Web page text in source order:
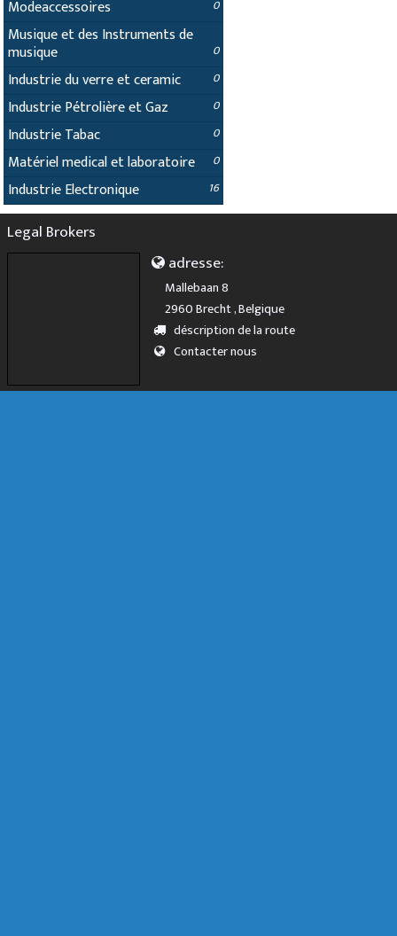
Modeaccessoires 0
Musique et des Instruments de
musique 0
Industrie du verre et ceramic 0
Industrie Pétrolière et Gaz 0
Industrie Tabac 0
Matériel medical et laboratoire 0
Industrie Electronique 16
Legal Brokers
adresse:
Mallebaan 8
2960 Brecht , Belgique
déscription de la route
Contacter nous